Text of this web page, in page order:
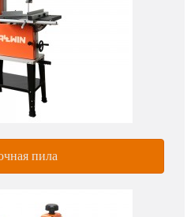
пила